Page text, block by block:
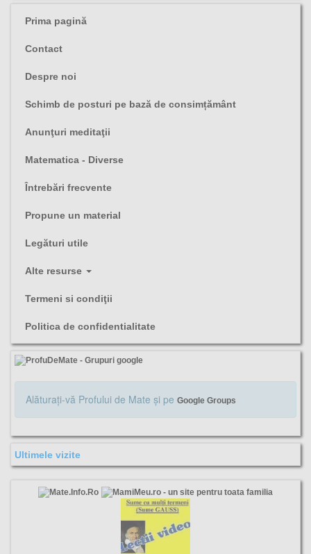
Prima pagină
Contact
Despre noi
Schimb de posturi pe bază de consimțământ
Anunţuri meditaţii
Matematica - Diverse
Întrebări frecvente
Propune un material
Legături utile
Alte resurse
Termeni si condiţii
Politica de confidentialitate
Alăturaţi-vă Profului de Mate şi pe Google Groups
Ultimele vizite